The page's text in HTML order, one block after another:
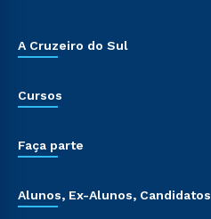
A Cruzeiro do Sul
Cursos
Faça parte
Alunos, Ex-Alunos, Candidatos